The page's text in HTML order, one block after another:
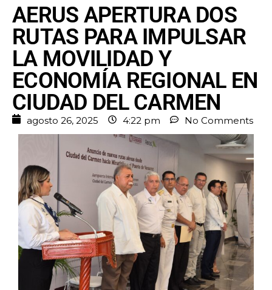
AERUS APERTURA DOS
RUTAS PARA IMPULSAR
LA MOVILIDAD Y
ECONOMÍA REGIONAL EN
CIUDAD DEL CARMEN
agosto 26, 2025 4:22 pm No Comments